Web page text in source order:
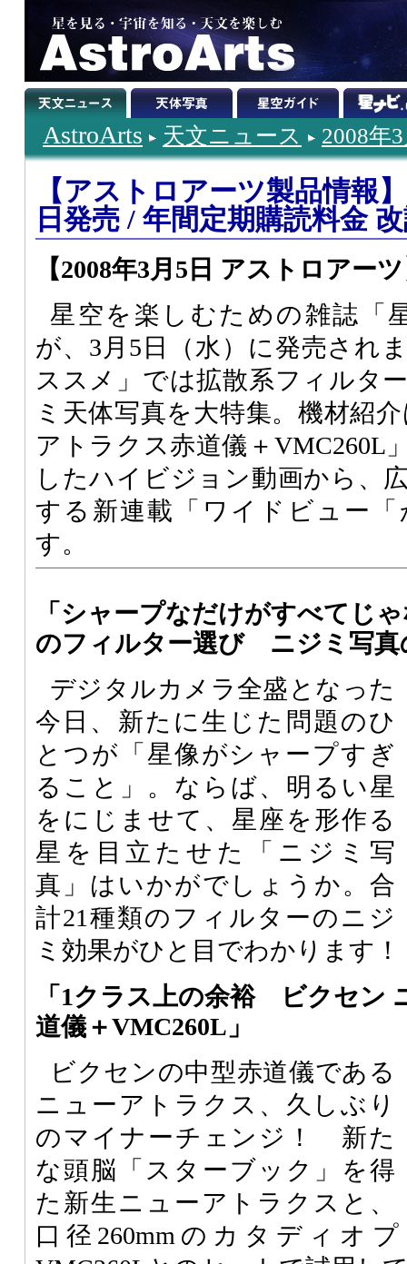
AstroArts 天文ニュース 2008年
【アストロアーツ製品情報
日発売 / 年間定期購読料金
【2008年3月5日 アストロアー
星空を楽しむための雑誌「
が、3月5日（水）に発売され
ススメ」では拡散系フィルタ
ミ天体写真を大特集。機材紹
アトラクス赤道儀＋VMC260L
したハイビジョン動画から、
する新連載「ワイドビュー
す。
「シャープなだけがすべてじ
のフィルター選び ニジミ写真
デジタルカメラ全盛となった
今日、新たに生じた問題のひ
とつが「星像がシャープすぎ
ること」。ならば、明るい星
をにじませて、星座を形作る
星を目立たせた「ニジミ写
真」はいかがでしょうか。合
計21種類のフィルターのニジ
ミ効果がひと目でわかります！
「1クラス上の余裕 ビクセン
道儀＋VMC260L」
ビクセンの中型赤道儀である
ニューアトラクス、久しぶり
のマイナーチェンジ！ 新た
な頭脳「スターブック」を得
た新生ニューアトラクスと、
口径260mmのカタディオ